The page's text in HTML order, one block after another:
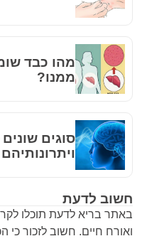
חשוב לדעת
באתר בריא לדעת תוכלו
ואורח חיים. חשוב לזכור כי
מהו כבד
ממנו?
סוגים
ויתרונותיהם